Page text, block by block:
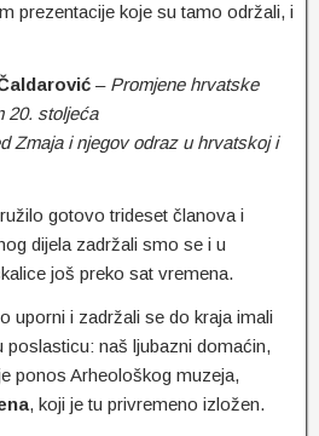
prezentacije koje su tamo održali, i
– Promjene hrvatske
20. stoljeća
Zmaja i njegov odraz u hrvatskoj i
gotovo trideset članova i
dijela zadržali smo se i u
još preko sat vremena.
uporni i zadržali se do kraja imali
poslasticu: naš ljubazni domaćin,
ponos Arheološkog muzeja,
, koji je tu privremeno izložen.